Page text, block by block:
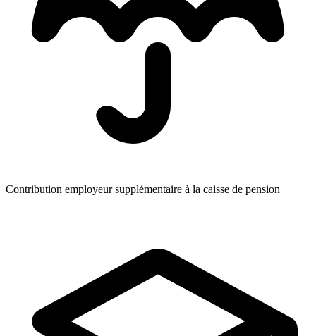
Contribution employeur supplémentaire à la caisse de pension